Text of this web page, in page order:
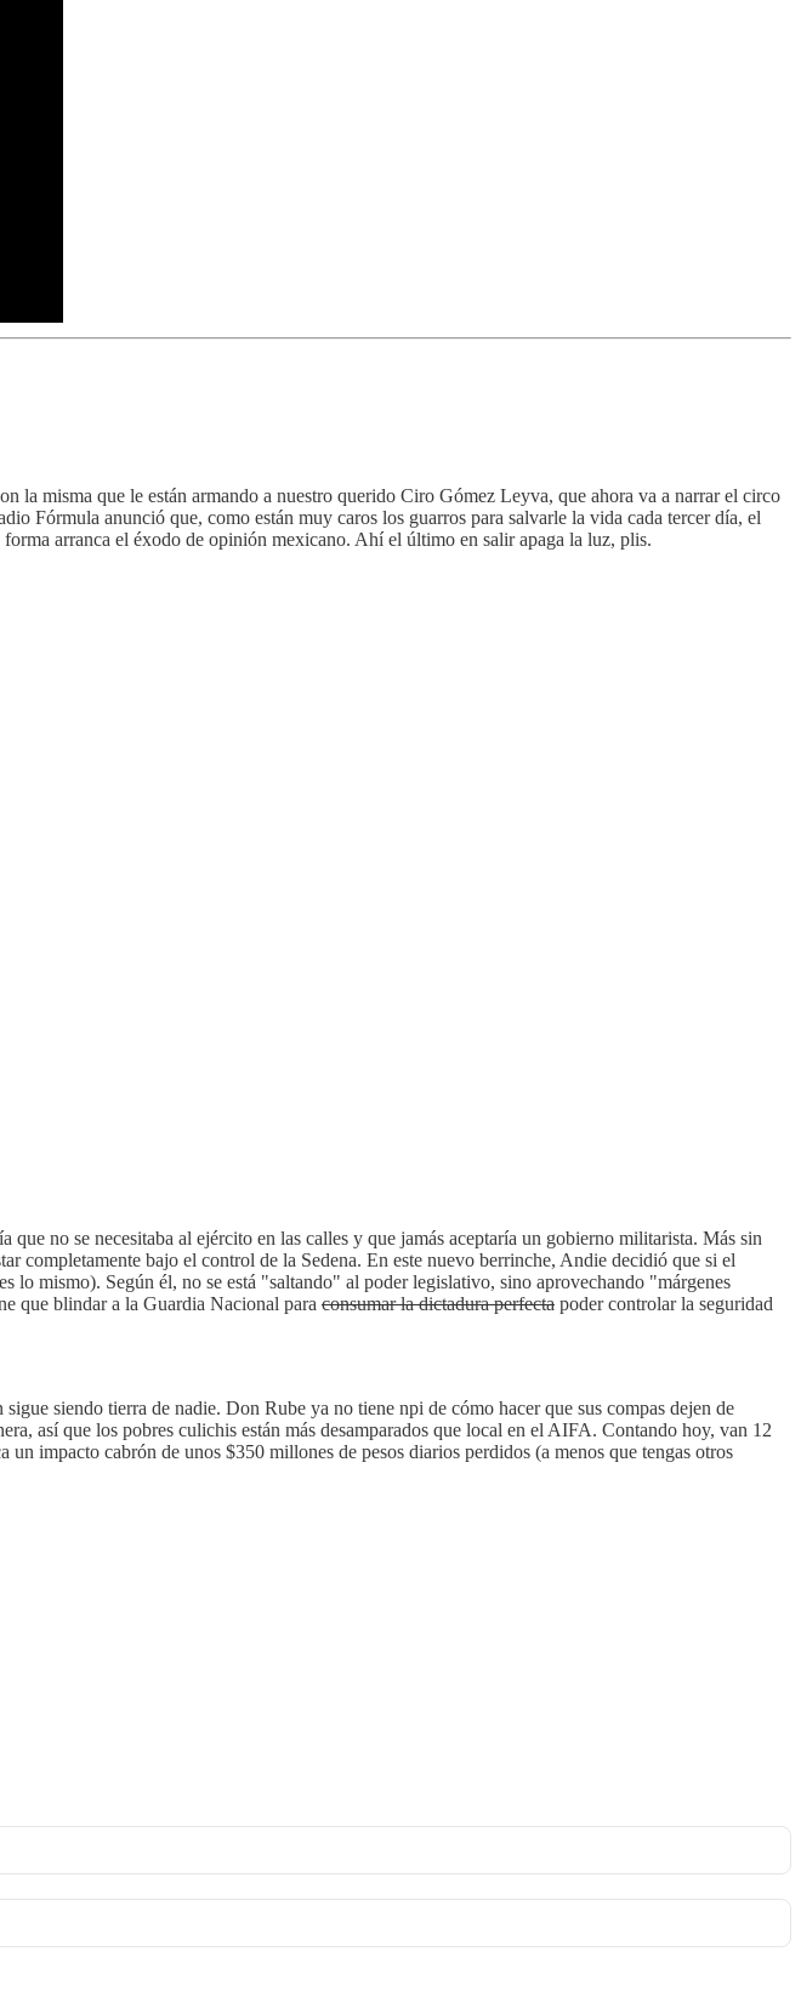
la misma que le están armando a nuestro querido Ciro Gómez Leyva, que ahora va a narrar el circo
Fórmula anunció que, como están muy caros los guarros para salvarle la vida cada tercer día, el
arranca el éxodo de opinión mexicano. Ahí el último en salir apaga la luz, plis.
no se necesitaba al ejército en las calles y que jamás aceptaría un gobierno militarista. Más sin
completamente bajo el control de la Sedena. En este nuevo berrinche, Andie decidió que si el
lo mismo). Según él, no se está "saltando" al poder legislativo, sino aprovechando "márgenes
que blindar a la Guardia Nacional para consumar la dictadura perfecta poder controlar la seguridad
siendo tierra de nadie. Don Rube ya no tiene npi de cómo hacer que sus compas dejen de
así que los pobres culichis están más desamparados que local en el AIFA. Contando hoy, van 12
impacto cabrón de unos $350 millones de pesos diarios perdidos (a menos que tengas otros